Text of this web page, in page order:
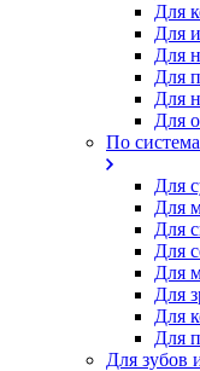
Для
Для
Для
Для
Для
Для
По
Для
Для
Для
Для
Для
Для
Для
Для
Для зубов